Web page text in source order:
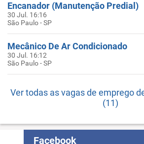
Encanador (Manutenção Predial)
30 Jul. 16:16
São Paulo - SP
Mecânico De Ar Condicionado
30 Jul. 16:12
São Paulo - SP
Ver todas as vagas de emprego
(11)
Facebook